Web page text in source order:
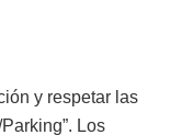
y respetar las
Los